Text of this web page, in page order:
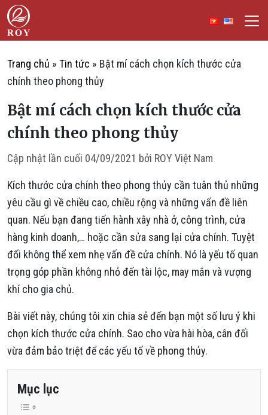
Chuyển đến nội dung
ROY Việt Nam
Trang chủ » Tin tức » Bật mí cách chọn kích thước cửa
chính theo phong thủy
Bật mí cách chọn kích thước cửa
chính theo phong thủy
Cập nhật lần cuối 04/09/2021 bởi ROY Việt Nam
Kích thước cửa chính theo phong thủy cần tuân thủ những
yêu cầu gì về chiều cao, chiều rộng và những vấn đề liên
quan. Nếu bạn đang tiến hành xây nhà ở, công trình, cửa
hàng kinh doanh,… hoặc cần sửa sang lại cửa chính. Tuyệt
đối không thể xem nhẹ vấn đề cửa chính. Nó là yếu tố quan
trọng góp phần không nhỏ đến tài lộc, may mắn và vượng
khí cho gia chủ.
Bài viết này, chúng tôi xin chia sẻ đến bạn một số lưu ý khi
chọn kích thước cửa chính. Sao cho vừa hài hòa, cân đối
vừa đảm bảo triệt để các yếu tố về phong thủy.
Mục lục